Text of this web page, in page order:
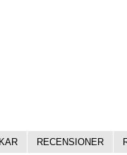
RECENSIONER